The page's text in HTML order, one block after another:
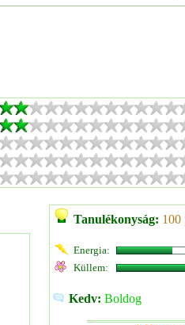
Tanulékonyság: 100
Energia:
Küllem:
Kedv: Boldog